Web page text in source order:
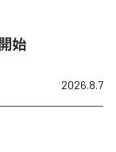
始
2026.8.7